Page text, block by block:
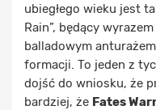
ubiegłego wieku jest
Rain”, będący
balladowym
formacji. To jeden z
dojść do wniosku, że
bardziej, że Fates